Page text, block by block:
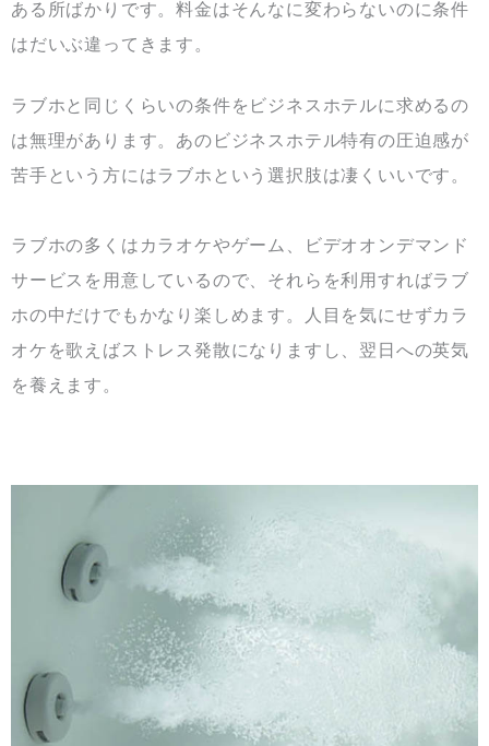
ある所ばかりです。料金はそんなに変わらないのに条件
はだいぶ違ってきます。
ラブホと同じくらいの条件をビジネスホテルに求めるの
は無理があります。あのビジネスホテル特有の圧迫感が
苦手という方にはラブホという選択肢は凄くいいです。
ラブホの多くはカラオケやゲーム、ビデオオンデマンド
サービスを用意しているので、それらを利用すればラブ
ホの中だけでもかなり楽しめます。人目を気にせずカラ
オケを歌えばストレス発散になりますし、翌日への英気
を養えます。